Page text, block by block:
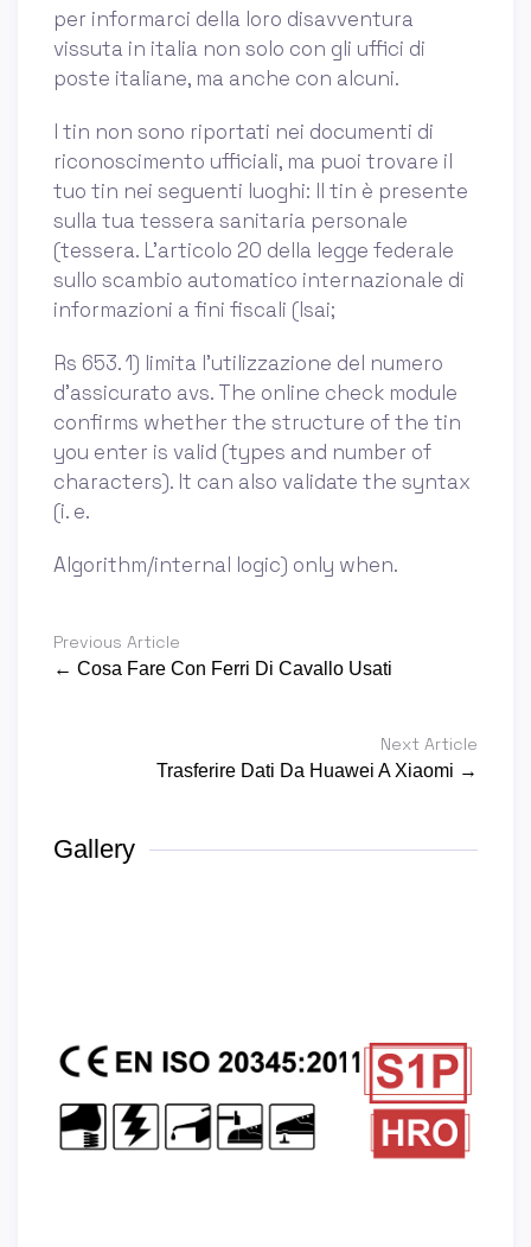
per informarci della loro disavventura
vissuta in italia non solo con gli uffici di
poste italiane, ma anche con alcuni.
I tin non sono riportati nei documenti di
riconoscimento ufficiali, ma puoi trovare il
tuo tin nei seguenti luoghi: Il tin è presente
sulla tua tessera sanitaria personale
(tessera. L'articolo 20 della legge federale
sullo scambio automatico internazionale di
informazioni a fini fiscali (lsai;
Rs 653. 1) limita l'utilizzazione del numero
d'assicurato avs. The online check module
confirms whether the structure of the tin
you enter is valid (types and number of
characters). It can also validate the syntax
(i. e.
Algorithm/internal logic) only when.
Previous Article
← Cosa Fare Con Ferri Di Cavallo Usati
Next Article
Trasferire Dati Da Huawei A Xiaomi →
Gallery